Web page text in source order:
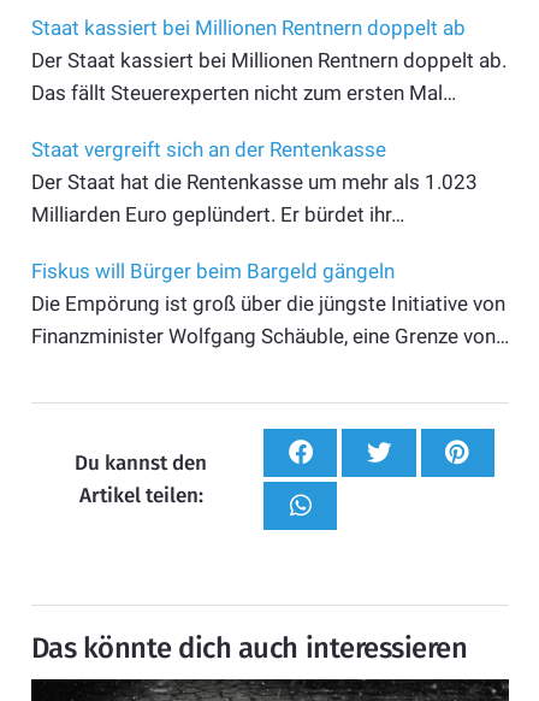
Staat kassiert bei Millionen Rentnern doppelt ab
Der Staat kassiert bei Millionen Rentnern doppelt ab.
Das fällt Steuerexperten nicht zum ersten Mal…
Staat vergreift sich an der Rentenkasse
Der Staat hat die Rentenkasse um mehr als 1.023
Milliarden Euro geplündert. Er bürdet ihr…
Fiskus will Bürger beim Bargeld gängeln
Die Empörung ist groß über die jüngste Initiative von
Finanzminister Wolfgang Schäuble, eine Grenze von…
Du kannst den
Artikel teilen:
Das könnte dich auch interessieren